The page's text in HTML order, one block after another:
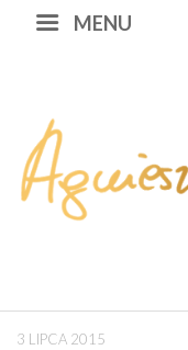
MENU
3 LIPCA 2015